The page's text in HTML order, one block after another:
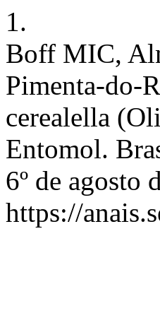
1.
Boff MIC,
Pimenta-do-
cerealella
Entomol.
6º de
https://